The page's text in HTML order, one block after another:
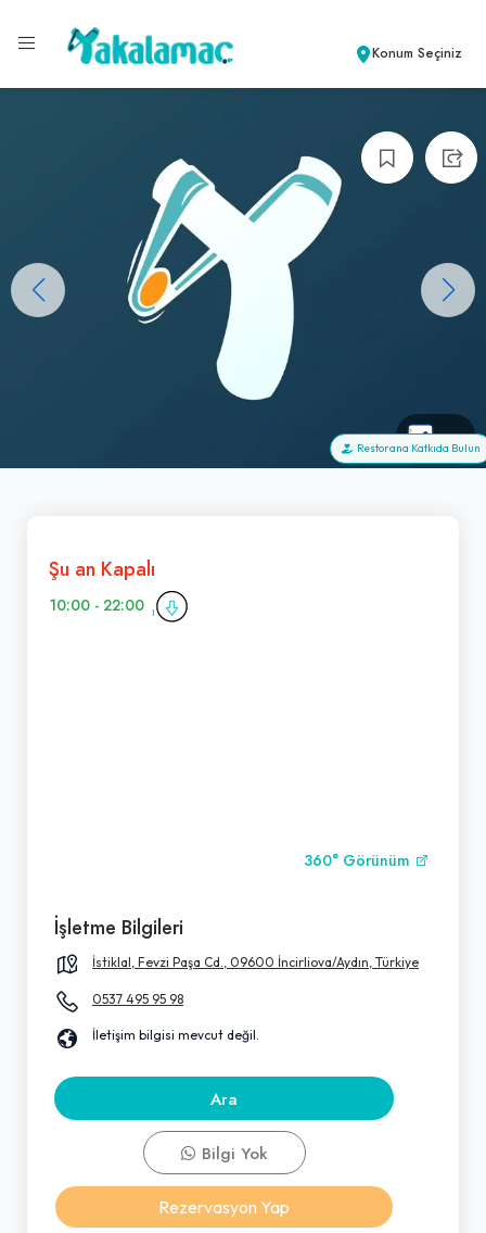
Konum Seçiniz
+0
Restorana Katkıda Bulun
Şu an Kapalı
10:00 - 22:00
360° Görünüm
İşletme Bilgileri
İstiklal, Fevzi Paşa Cd., 09600 İncirliova/Aydın, Türkiye
0537 495 95 98
İletişim bilgisi mevcut değil.
Ara
Bilgi Yok
Rezervasyon Yap